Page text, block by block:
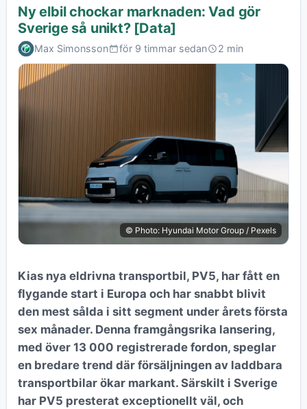
Ny elbil chockar marknaden: Vad gör
Sverige så unikt? [Data]
Max Simonsson för 9 timmar sedan 2 min
© Photo: Hyundai Motor Group / Pexels
Kias nya eldrivna transportbil, PV5, har fått en
flygande start i Europa och har snabbt blivit
den mest sålda i sitt segment under årets första
sex månader. Denna framgångsrika lansering,
med över 13 000 registrerade fordon, speglar
en bredare trend där försäljningen av laddbara
transportbilar ökar markant. Särskilt i Sverige
har PV5 presterat exceptionellt väl, och